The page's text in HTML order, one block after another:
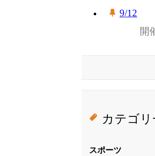
9/12
開
カテゴリ
スポーツ